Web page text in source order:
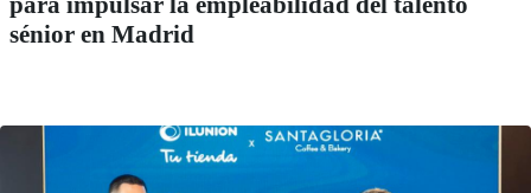
sénior en Madrid